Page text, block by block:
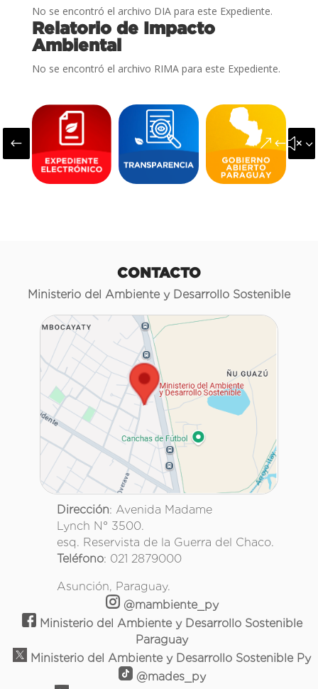
No se encontró el archivo DIA para este Expediente.
Relatorio de Impacto
Ambiental
No se encontró el archivo RIMA para este Expediente.
#
CONTACTO
Ministerio del Ambiente y Desarrollo Sostenible
Dirección: Avenida Madame
Lynch N° 3500.
esq. Reservista de la Guerra del Chaco.
Teléfono: 021 2879000
Asunción, Paraguay.
@mambiente_py
Ministerio del Ambiente y Desarrollo Sostenible
Paraguay
Ministerio del Ambiente y Desarrollo Sostenible Py
@mades_py